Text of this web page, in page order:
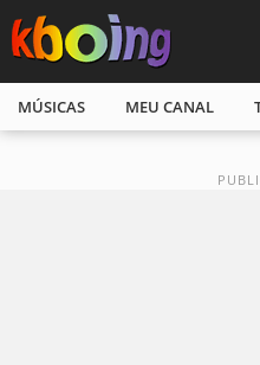
MÚSICAS MEU CANAL